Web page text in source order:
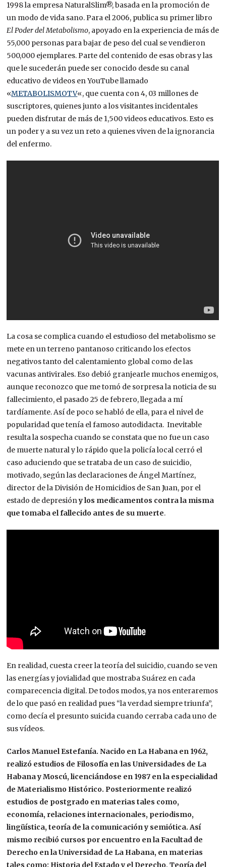
1998 la empresa NaturalSlim®, basada en la promoción de
un modo de vida sano. Para el 2006, publica su primer libro
El Poder del Metabolismo, apoyado en la experiencia de más de
55,000 personas para bajar de peso del cual se vendieron
500,000 ejemplares. Parte del contenido de esas obras y las
que le sucederán puede ser conocido desde su canal
educativo de videos en YouTube llamado
«METABOLISMOTV«, que cuenta con 4, 03 millones de
suscriptores, quienes junto a los visitantes incidentales
pueden disfrutar de más de 1,500 videos educativos. Esto es
un poder y a su vez un reto a quienes viven de la ignorancia
del enfermo.
La cosa se complica cuando el estudioso del metabolismo se
mete en un terreno pantanoso criticando los efectos
negativos tanto del calentamiento global como de las
vacunas antivirales. Eso debió granjearle muchos enemigos,
aunque reconozco que me tomó de sorpresa la noticia de su
fallecimiento, el pasado 25 de febrero, llegada a mí
tardíamente. Así de poco se habló de ella, para el nivel de
popularidad que tenía el famoso autodidacta. Inevitable
resulta la sospecha cuando se constata que no fue un caso
de muerte natural y lo rápido que la policía local cerró el
caso aduciendo que se trataba de un caso de suicidio,
motivado, según las declaraciones de Ángel Martínez,
director de la División de Homicidios de San Juan, por el
estado de depresióny los medicamentos contra la misma
que tomaba el fallecido antes de su muerte.
En realidad, cuesta creer la teoría del suicidio, cuando se ven
las energías y jovialidad que mostraba Suárez en cada
comparecencia digital. De todos modos, ya nos enteraremos
de lo que pasó en realidad pues “la verdad siempre triunfa”,
como decía el presunto suicida cuando cerraba cada uno de
sus vídeos.
Carlos Manuel Estefanía.Nacido en La Habana en 1962,
realizó estudios de Filosofía en las Universidades de La
Habana y Moscú, licenciándose en 1987 en la especialidad
de Materialismo Histórico. Posteriormente realizó
estudios de postgrado en materias tales como,
economía, relaciones internacionales, periodismo,
lingüística, teoría de la comunicación y semiótica. Así
mismo recibió cursos por encuentro en la Facultad de
Derecho en la Universidad de La Habana, en materias